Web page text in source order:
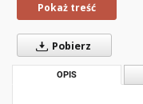
Pokaż treść
Pobierz
OPIS